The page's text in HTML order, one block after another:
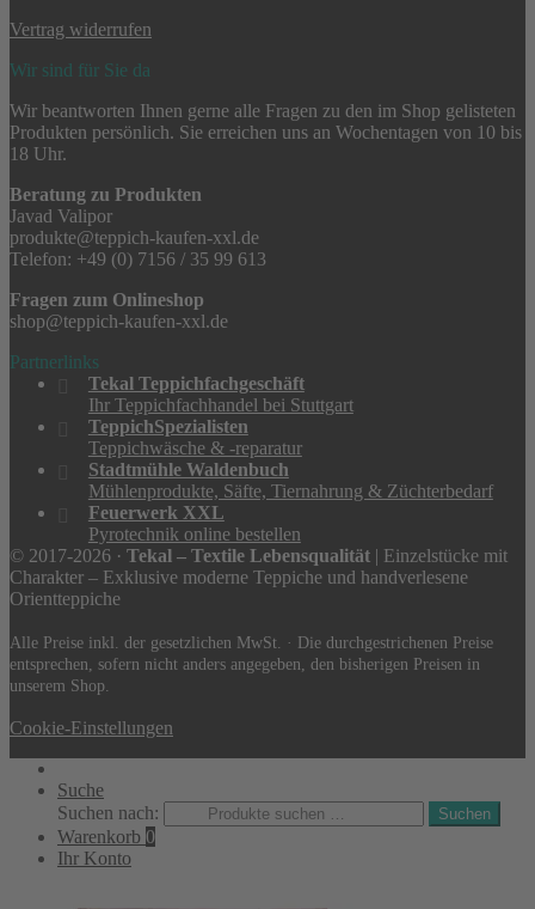
Vertrag widerrufen
Wir sind für Sie da
Wir beantworten Ihnen gerne alle Fragen zu den im Shop gelisteten
Produkten persönlich. Sie erreichen uns an Wochentagen von 10 bis
18 Uhr.
Beratung zu Produkten
Javad Valipor
produkte@teppich-kaufen-xxl.de
Telefon: +49 (0) 7156 / 35 99 613
Fragen zum Onlineshop
shop@teppich-kaufen-xxl.de
Partnerlinks
Tekal Teppichfachgeschäft
Ihr Teppichfachhandel bei Stuttgart
TeppichSpezialisten
Teppichwäsche & -reparatur
Stadtmühle Waldenbuch
Mühlenprodukte, Säfte, Tiernahrung & Züchterbedarf
Feuerwerk XXL
Pyrotechnik online bestellen
© 2017-2026 · Tekal – Textile Lebensqualität | Einzelstücke mit
Charakter – Exklusive moderne Teppiche und handverlesene
Orientteppiche
Alle Preise inkl. der gesetzlichen MwSt. · Die durchgestrichenen Preise
entsprechen, sofern nicht anders angegeben, den bisherigen Preisen in
unserem Shop.
Cookie-Einstellungen
Suche
Suchen nach:
Suchen
Warenkorb 0
Ihr Konto